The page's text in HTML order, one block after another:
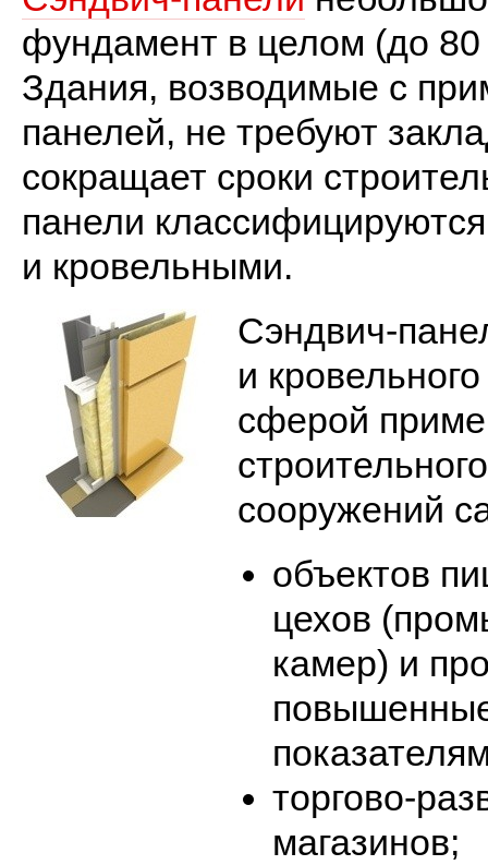
фундамент в целом (до
Здания, возводимые с
панелей, не требуют
сокращает сроки
панели
и кровельными.
Сэндвич-
и
сферой
сооружений
объектов
цехов
камер) и
торгово-
магазинов;